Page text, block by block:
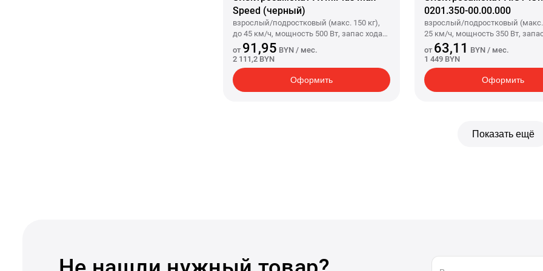
Speed (черный)
взрослый/подростковый (макс. 150 кг),
до 45 км/ч, мощность 500 Вт, запас хода
50 км, аккумулятор 12 А·ч, задний привод,
колеса 10"/10", вес 16 кг
от 91,95 BYN / мес.
2 111,2 BYN
Оформить
0201.350-00.00.000
взрослый/подростковый (макс.
25 км/ч, мощность 350 Вт,
км, аккумулятор 10.4 А·ч,
колеса 8.5"/8.5", вес 18 кг
от 63,11 BYN / мес.
1 449 BYN
Оформить
Показать ещё